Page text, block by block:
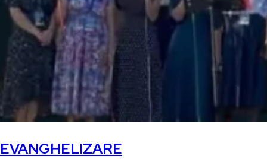
EVANGHELIZARE